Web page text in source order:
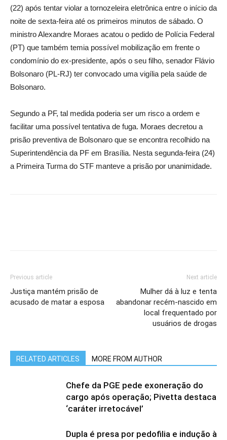
(22) após tentar violar a tornozeleira eletrônica entre o início da
noite de sexta-feira até os primeiros minutos de sábado. O
ministro Alexandre Moraes acatou o pedido de Polícia Federal
(PT) que também temia possível mobilização em frente o
condomínio do ex-presidente, após o seu filho, senador Flávio
Bolsonaro (PL-RJ) ter convocado uma vigília pela saúde de
Bolsonaro.
Segundo a PF, tal medida poderia ser um risco a ordem e
facilitar uma possível tentativa de fuga. Moraes decretou a
prisão preventiva de Bolsonaro que se encontra recolhido na
Superintendência da PF em Brasília. Nesta segunda-feira (24)
a Primeira Turma do STF manteve a prisão por unanimidade.
Previous article
Justiça mantém prisão de
acusado de matar a esposa
Next article
Mulher dá à luz e tenta
abandonar recém-nascido em
local frequentado por
usuários de drogas
RELATED ARTICLES MORE FROM AUTHOR
Chefe da PGE pede exoneração do
cargo após operação; Pivetta destaca
‘caráter irretocável’
Dupla é presa por pedofilia e indução à